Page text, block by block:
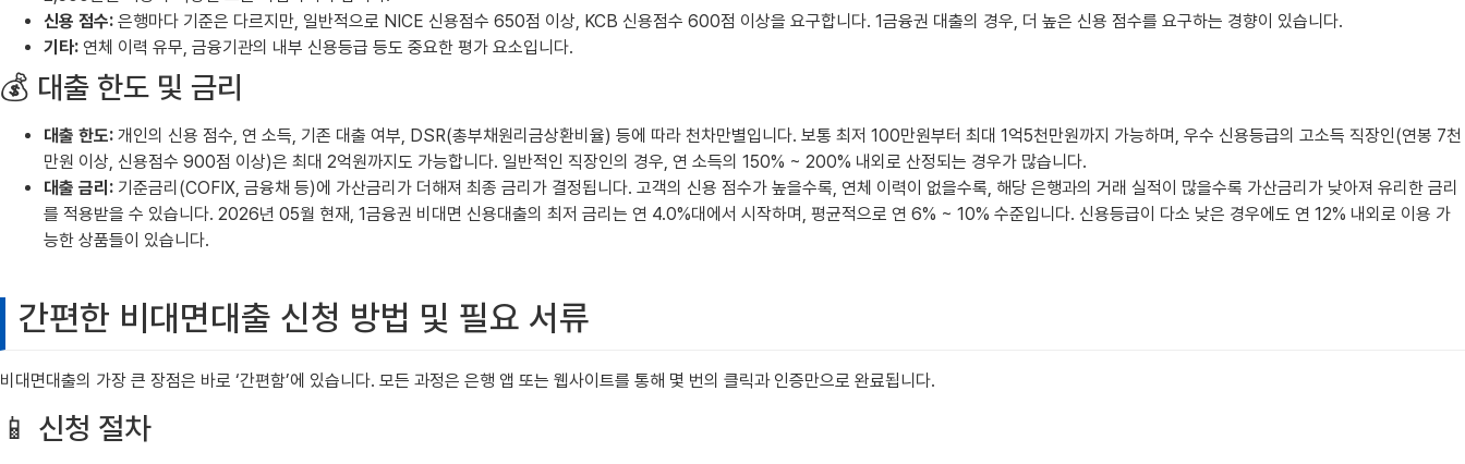
신용 점수: 은행마다 기준은 다르지만, 일반적으로 NICE 신용점수 650점 이상, KCB 신용점수 600점 이상을 요구합니다. 1금융권 대출의 경우, 더 높은 신용 점수를 요구하는 경향이 있습니다.
기타: 연체 이력 유무, 금융기관의 내부 신용등급 등도 중요한 평가 요소입니다.
💰 대출 한도 및 금리
대출 한도: 개인의 신용 점수, 연 소득, 기존 대출 여부, DSR(총부채원리금상환비율) 등에 따라 천차만별입니다. 보통 최저 100만원부터 최대 1억5천만원까지 가능하며, 우수 신용등급의 고소득 직장인(연봉 7천
만원 이상, 신용점수 900점 이상)은 최대 2억원까지도 가능합니다. 일반적인 직장인의 경우, 연 소득의 150% ~ 200% 내외로 산정되는 경우가 많습니다.
대출 금리: 기준금리(COFIX, 금융채 등)에 가산금리가 더해져 최종 금리가 결정됩니다. 고객의 신용 점수가 높을수록, 연체 이력이 없을수록, 해당 은행과의 거래 실적이 많을수록 가산금리가 낮아져 유리한 금리
를 적용받을 수 있습니다. 2026년 05월 현재, 1금융권 비대면 신용대출의 최저 금리는 연 4.0%대에서 시작하며, 평균적으로 연 6% ~ 10% 수준입니다. 신용등급이 다소 낮은 경우에도 연 12% 내외로 이용 가
능한 상품들이 있습니다.
간편한 비대면대출 신청 방법 및 필요 서류
비대면대출의 가장 큰 장점은 바로 ‘간편함’에 있습니다. 모든 과정은 은행 앱 또는 웹사이트를 통해 몇 번의 클릭과 인증만으로 완료됩니다.
📱 신청 절차